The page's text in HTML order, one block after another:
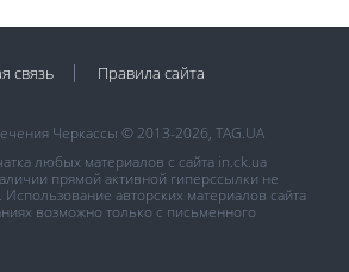
связь
Правила сайта
Черкассы © 2013-2026, TAG.UA
любых материалов с сайта in.ck.ua
прямой активной гиперссылки не
авторских материалов сайта
возможно только с письменного